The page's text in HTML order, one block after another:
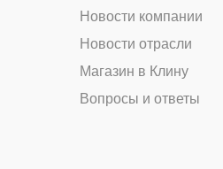
Новости компании
Новости отрасли
Магазин в Клину
Вопросы и ответы